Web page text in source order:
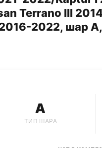
Terrano III
2022, шар
A
ТИП ШАРА